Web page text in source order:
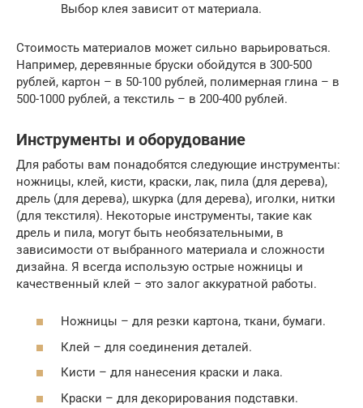
Выбор клея зависит от материала.
Стоимость материалов может сильно варьироваться.
Например, деревянные бруски обойдутся в 300-500
рублей, картон – в 50-100 рублей, полимерная глина – в
500-1000 рублей, а текстиль – в 200-400 рублей.
Инструменты и оборудование
Для работы вам понадобятся следующие инструменты:
ножницы, клей, кисти, краски, лак, пила (для дерева),
дрель (для дерева), шкурка (для дерева), иголки, нитки
(для текстиля). Некоторые инструменты, такие как
дрель и пила, могут быть необязательными, в
зависимости от выбранного материала и сложности
дизайна. Я всегда использую острые ножницы и
качественный клей – это залог аккуратной работы.
Ножницы – для резки картона, ткани, бумаги.
Клей – для соединения деталей.
Кисти – для нанесения краски и лака.
Краски – для декорирования подставки.